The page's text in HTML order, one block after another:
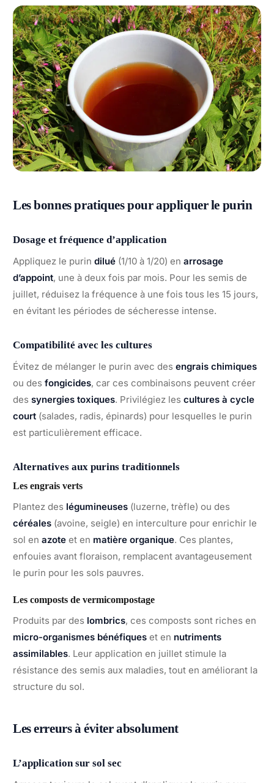
Les bonnes pratiques pour appliquer le purin
Dosage et fréquence d’application
Appliquez le purin dilué (1/10 à 1/20) en arrosage
d’appoint, une à deux fois par mois. Pour les semis de
juillet, réduisez la fréquence à une fois tous les 15 jours,
en évitant les périodes de sécheresse intense.
Compatibilité avec les cultures
Évitez de mélanger le purin avec des engrais chimiques
ou des fongicides, car ces combinaisons peuvent créer
des synergies toxiques. Privilégiez les cultures à cycle
court (salades, radis, épinards) pour lesquelles le purin
est particulièrement efficace.
Alternatives aux purins traditionnels
Les engrais verts
Plantez des légumineuses (luzerne, trèfle) ou des
céréales (avoine, seigle) en interculture pour enrichir le
sol en azote et en matière organique. Ces plantes,
enfouies avant floraison, remplacent avantageusement
le purin pour les sols pauvres.
Les composts de vermicompostage
Produits par des lombrics, ces composts sont riches en
micro-organismes bénéfiques et en nutriments
assimilables. Leur application en juillet stimule la
résistance des semis aux maladies, tout en améliorant la
structure du sol.
Les erreurs à éviter absolument
L’application sur sol sec